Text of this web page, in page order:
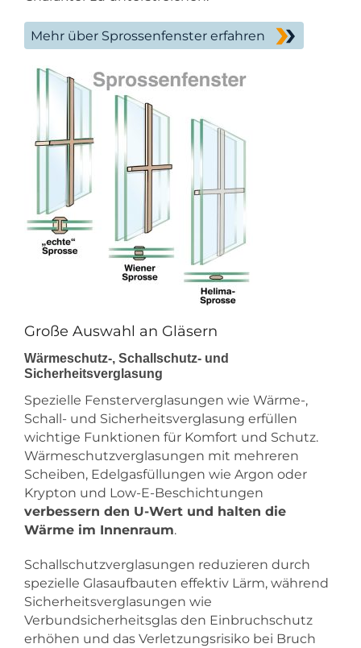
Mehr über Sprossenfenster erfahren
Große Auswahl an Gläsern
Wärmeschutz-, Schallschutz- und
Sicherheitsverglasung
Spezielle Fensterverglasungen wie Wärme-,
Schall- und Sicherheitsverglasung erfüllen
wichtige Funktionen für Komfort und Schutz.
Wärmeschutzverglasungen mit mehreren
Scheiben, Edelgasfüllungen wie Argon oder
Krypton und Low-E-Beschichtungen
verbessern den U-Wert und halten die
Wärme im Innenraum.
Schallschutzverglasungen reduzieren durch
spezielle Glasaufbauten effektiv Lärm, während
Sicherheitsverglasungen wie
Verbundsicherheitsglas den Einbruchschutz
erhöhen und das Verletzungsrisiko bei Bruch